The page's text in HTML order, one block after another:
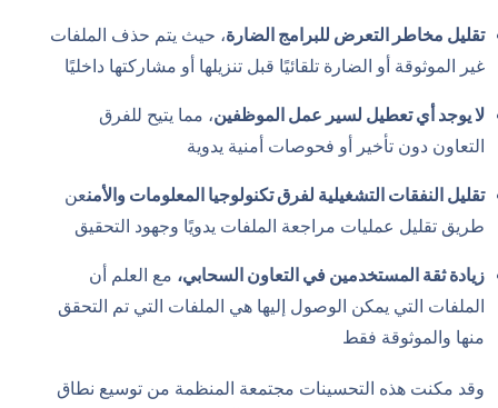
تقليل مخاطر التعرض للبرامج الضارة، حيث يتم حذف الملفات
غير الموثوقة أو الضارة تلقائيًا قبل تنزيلها أو مشاركتها داخليًا
لا يوجد أي تعطيل لسير عمل الموظفين، مما يتيح للفرق
التعاون دون تأخير أو فحوصات أمنية يدوية
تقليل النفقات التشغيلية لفرق تكنولوجيا المعلومات والأمنعن
طريق تقليل عمليات مراجعة الملفات يدويًا وجهود التحقيق
زيادة ثقة المستخدمين في التعاون السحابي، مع العلم أن
الملفات التي يمكن الوصول إليها هي الملفات التي تم التحقق
منها والموثوقة فقط
وقد مكنت هذه التحسينات مجتمعة المنظمة من توسيع نطاق